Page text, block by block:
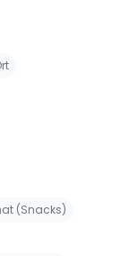
(Snacks)